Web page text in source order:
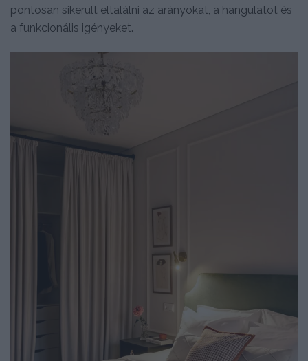
pontosan sikerült eltalálni az arányokat, a hangulatot és
a funkcionális igényeket.